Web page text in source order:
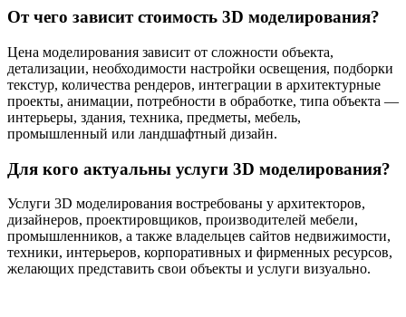
От чего зависит стоимость 3D моделирования?
Цена моделирования зависит от сложности объекта,
детализации, необходимости настройки освещения, подборки
текстур, количества рендеров, интеграции в архитектурные
проекты, анимации, потребности в обработке, типа объекта —
интерьеры, здания, техника, предметы, мебель,
промышленный или ландшафтный дизайн.
Для кого актуальны услуги 3D моделирования?
Услуги 3D моделирования востребованы у архитекторов,
дизайнеров, проектировщиков, производителей мебели,
промышленников, а также владельцев сайтов недвижимости,
техники, интерьеров, корпоративных и фирменных ресурсов,
желающих представить свои объекты и услуги визуально.